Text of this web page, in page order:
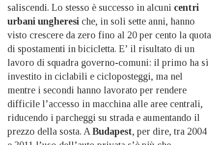
saliscendi. Lo stesso è successo in alcuni centri
urbani ungheresi che, in soli sette anni, hanno
visto crescere da zero fino al 20 per cento la quota
di spostamenti in bicicletta. E’ il risultato di un
lavoro di squadra governo-comuni: il primo ha sì
investito in ciclabili e cicloposteggi, ma nel
mentre i secondi hanno lavorato per rendere
difficile l’accesso in macchina alle aree centrali,
riducendo i parcheggi su strada e aumentando il
prezzo della sosta. A Budapest, per dire, tra 2004